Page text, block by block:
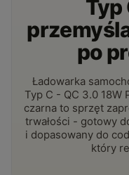
Typ
po
Ładowarka
Typ C - QC 3.0 18W
czarna to sprzęt
trwałości - gotowy
i dopasowany do
który